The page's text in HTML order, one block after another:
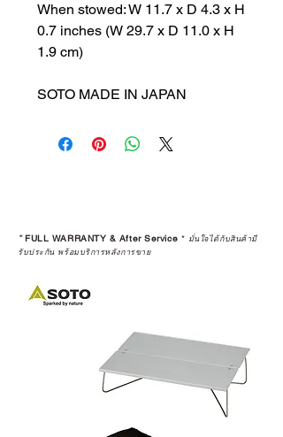
When stowed: W 11.7 x D 4.3 x H
0.7 inches (W 29.7 x D 11.0 x H
1.9 cm)
SOTO MADE IN JAPAN
*FULL WARRANTY & After Service * มั่นใจได้กับสินค้ามี
รับประกัน พร้อมบริการหลังการขาย